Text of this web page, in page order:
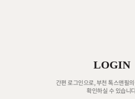
LOGIN
간편 로그인으로, 부천 톡스앤필
확인하실 수 있습니